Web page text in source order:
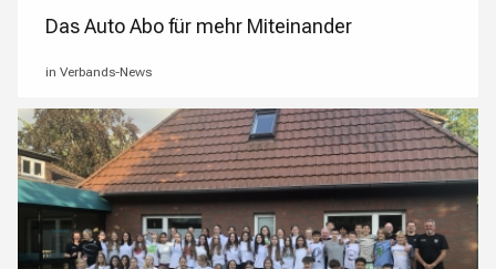
Das Auto Abo für mehr Miteinander
in Verbands-News